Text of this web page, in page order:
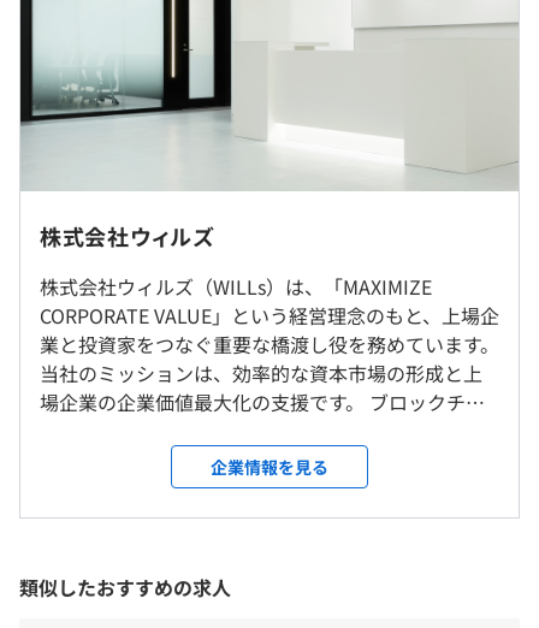
株主の「デジタル化」と「ポイント機能」を併用した新し
いサービスです。現在は100社弱の国内上場企業にご導入
いただき、約70万人以上の株主会員が登録しています。企
業と株主のオンライン上でのコミュニケーションを活性化
させるオンリーワンのプロダクトです。
◆『IR-navi』https://biz.ir-navi.com/
企業を取り巻くすべてのステークホルダーとの良好なコミ
ュニケーションを構築するためのASPシステムです。3つ
の投資主体をインターネット上で結ぶ国内唯一の投資マー
ケティングツールであり、累計600社以上が導入している
市場占有率No.1のサービスです。
■PC貸与（開発マシンの希望スペックをお聞きして、ご
◎リモートワーク可
慣れるまでは出社して並走し、頃合いを見て徐々にハイブ
リットワークに移行していくイメージです。
就業場所の変更範囲
＜雇入時＞
本社、および自宅
＜変更範囲＞
■賃金形態：日給月給制（年収額を12分割で支給）
＜年収803万の場合＞
■月給：66.8万円
＜内訳＞※管理監督者以外の場合の一例
∟固定残業代：約18.2万円（超過分は別途支給）
＜年収1200万の場合＞
■月給：100万円
＜内訳＞※管理監督者の場合の一例
∟基本給：100万円
∟固定残業代：管理監督者のためなし
株式会社ウィルズ
株式会社ウィルズ（WILLs）は、「MAXIMIZE
CORPORATE VALUE」という経営理念のもと、上場企
業と投資家をつなぐ重要な橋渡し役を務めています。
当社のミッションは、効率的な資本市場の形成と上
場企業の企業価値最大化の支援です。 ブロックチェ
権行使プラットフォームを通じて、金融市場と上場
企業の対話を促進しています。
企業情報を見る
類似したおすすめの求人